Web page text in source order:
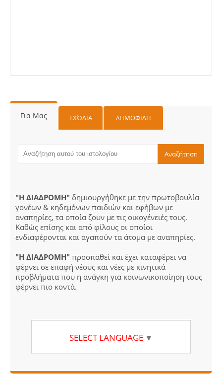
Για Μας ΣΧΌΛΙΑ ΔΗΜΟΦΙΛΗ
"Η ΔΙΑΔΡΟΜΗ" δημιουργήθηκε με την πρωτοβουλία
γονέων & κηδεμόνων παιδιών και εφήβων με
αναπηρίες, τα οποία ζουν με τις οικογένειές τους.
Καθώς επίσης και από φίλους οι οποίοι
ενδιαφέρονται και αγαπούν τα άτομα με αναπηρίες.
"Η ΔΙΑΔΡΟΜΗ" προσπαθεί και έχει καταφέρει να
φέρνει σε επαφή νέους και νέες με κινητικά
προβλήματα που η ανάγκη για κοινωνικοποίηση τους
φέρνει πιο κοντά.
SELECT LANGUAGE ▼